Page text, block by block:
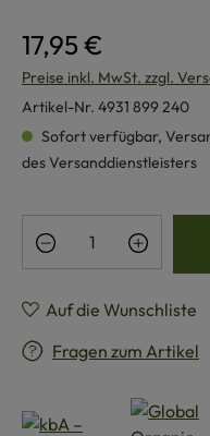
17,95 €
Preise inkl. MwSt. zzgl.
Artikel-Nr. 4931 899 240
Sofort verfügbar,
des Versanddienstleisters
Produkt Anzahl:
Auf die Wunschliste
Fragen zum Artikel